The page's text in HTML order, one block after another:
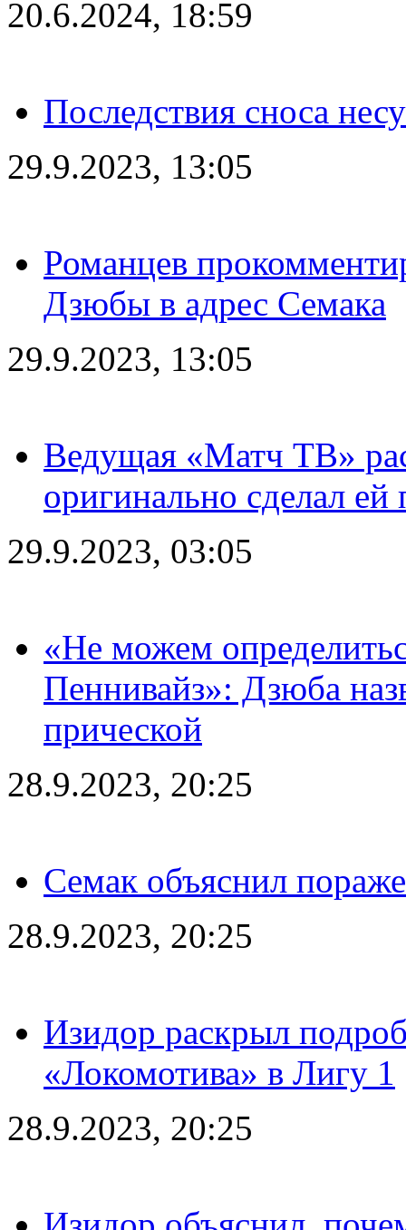
20.6.2024, 18:59
Последствия сноса
29.9.2023, 13:05
Романцев
Дзюбы в адрес Семака
29.9.2023, 13:05
Ведущая «Матч ТВ»
оригинально сделал ей
29.9.2023, 03:05
«Не можем
Пеннивайз»: Дзюба
прической
28.9.2023, 20:25
Семак объяснил
28.9.2023, 20:25
Изидор раскрыл
«Локомотива» в Лигу 1
28.9.2023, 20:25